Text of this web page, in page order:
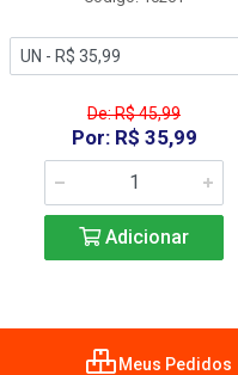
De: R$ 45,99
Por: R$ 35,99
Adicionar
Meus Pedidos